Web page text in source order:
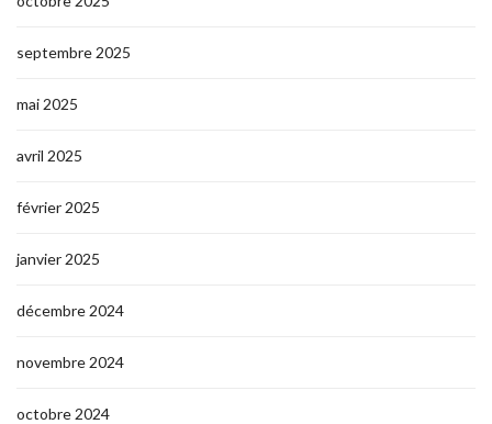
septembre 2025
mai 2025
avril 2025
février 2025
janvier 2025
décembre 2024
novembre 2024
octobre 2024